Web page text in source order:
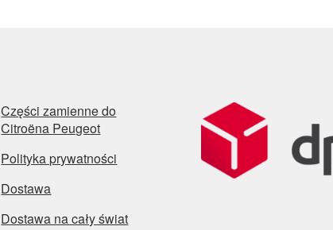
Części zamienne do
Citroëna Peugeot
Polityka prywatności
Dostawa
Dostawa na cały świat